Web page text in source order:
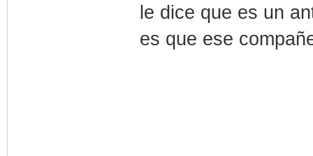
le dice que es un
es que ese